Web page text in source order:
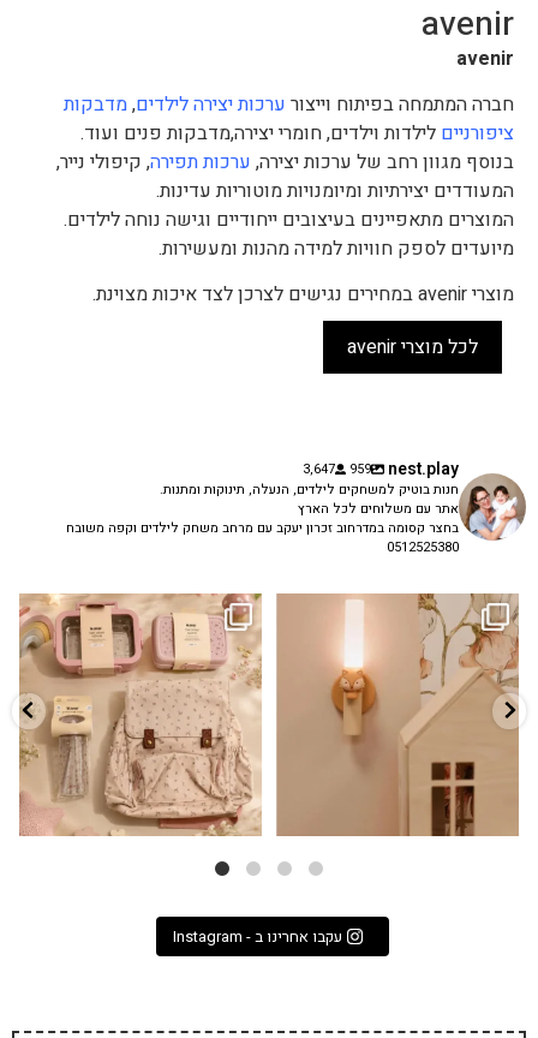
avenir
avenir
חברה המתמחה בפיתוח וייצור ערכות יצירה לילדים,מדבקות
ציפורניים לילדות וילדים, חומרי יצירה,מדבקות פנים ועוד.
בנוסף מגוון רחב של ערכות יצירה, ערכות תפירה, קיפולי נייר,
המעודדים יצירתיות ומיומנויות מוטוריות עדינות.
המוצרים מתאפיינים בעיצובים ייחודיים וגישה נוחה לילדים.
מיועדים לספק חוויות למידה מהנות ומעשירות.
מוצרי avenir במחירים נגישים לצרכן לצד איכות מצוינת.
לכל מוצרי avenir
nest.play
959
3,647
חנות בוטיק למשחקים לילדים, הנעלה, תינוקות ומתנות.
אתר עם משלוחים לכל הארץ
בחצר קסומה במדרחוב זכרון יעקב עם מרחב משחק לילדים וקפה משובח
0512525380
✨ חוזרים למסגרת בסטייל! ✨
הקולקציה החדשה...
9 4
גם פריט עיצובי לחדר, גם מנורת לילה
...
3 0
עקבו אחרינו ב - Instagram